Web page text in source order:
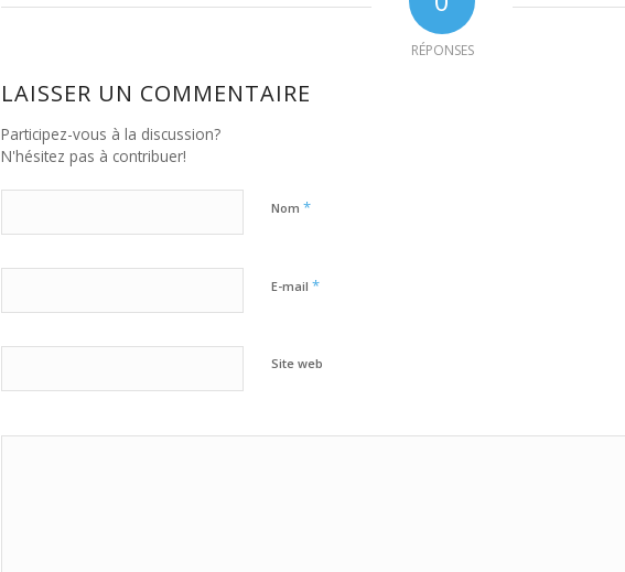
RÉPONSES
LAISSER UN COMMENTAIRE
Participez-vous à la discussion?
N'hésitez pas à contribuer!
Nom *
E-mail *
Site web